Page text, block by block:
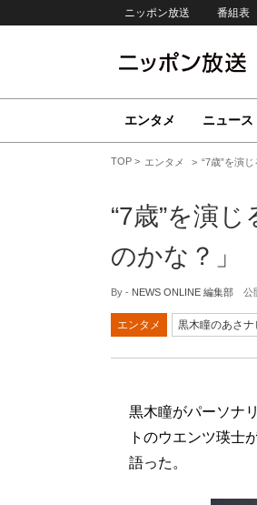
ニッポン放送 番組表
エンタメ ニュース
TOP エンタメ “7歳”を演
“7歳”を演
のかな？」
By - NEWS ONLINE 編集部 公
エンタメ 黒木瞳のあさナ
黒木瞳がパーソナ
トのウエンツ瑛士
語った。